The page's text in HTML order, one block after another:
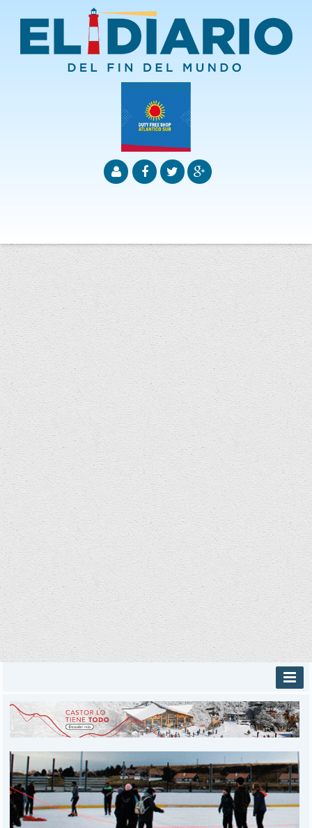
INICIO
PROVINCIALES
DEPORTES
POLICIALES
I-DIARIO
MÁS